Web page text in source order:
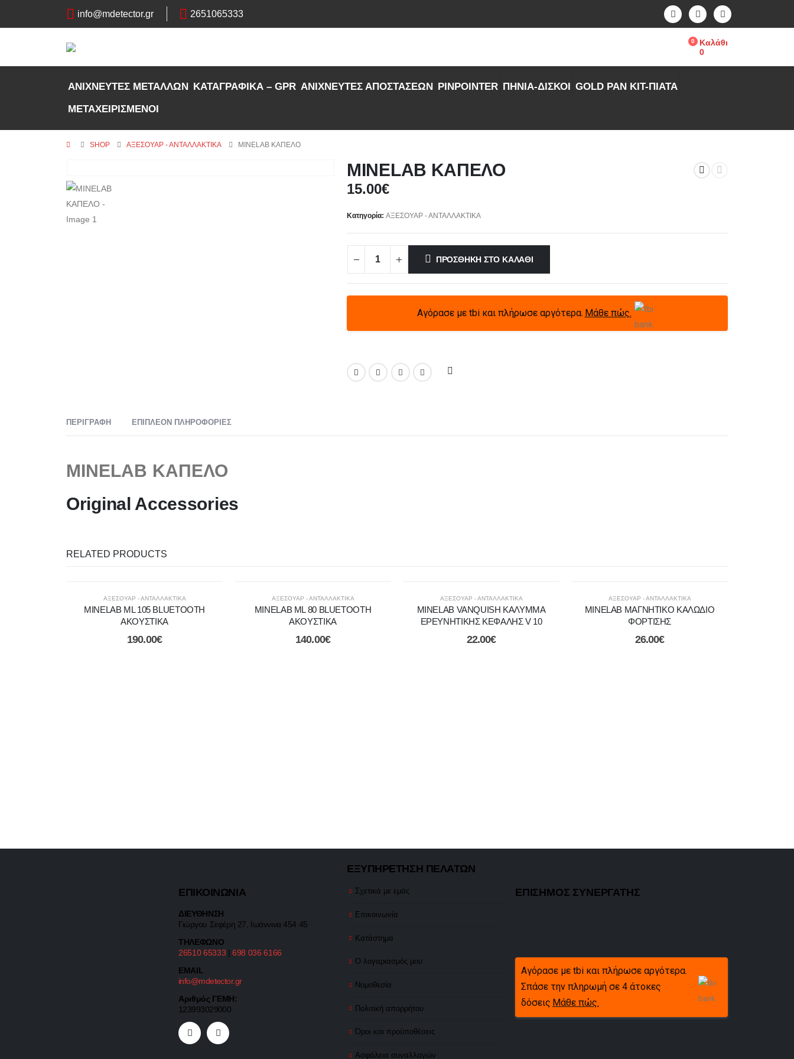
info@mdetector.gr 2651065333
0
Καλάθι
0
ΑΝΙΧΝΕΥΤΕΣ ΜΕΤΑΛΛΩΝ ΚΑΤΑΓΡΑΦΙΚΑ – GPR ΑΝΙΧΝΕΥΤΕΣ ΑΠΟΣΤΑΣΕΩΝ PINPOINTER ΠΗΝΙΑ-ΔΙΣΚΟΙ GOLD PAN KIT-ΠΙΑΤΑ
ΜΕΤΑΧΕΙΡΙΣΜΕΝΟΙ
SHOP ΑΞΕΣΟΥΑΡ - ΑΝΤΑΛΛΑΚΤΙΚΑ MINELAB ΚΑΠΕΛΟ
MINELAB ΚΑΠΕΛΟ
15.00€
Κατηγορία: ΑΞΕΣΟΥΑΡ - ΑΝΤΑΛΛΑΚΤΙΚΑ
ΠΡΟΣΘΉΚΗ ΣΤΟ ΚΑΛΆΘΙ
Αγόρασε με tbi και πλήρωσε αργότερα. Μάθε πώς.
ΠΕΡΙΓΡΑΦΉ ΕΠΙΠΛΈΟΝ ΠΛΗΡΟΦΟΡΊΕΣ
MINELAB ΚΑΠΕΛΟ
Original Accessories
RELATED PRODUCTS
ΑΞΕΣΟΥΑΡ - ΑΝΤΑΛΛΑΚΤΙΚΑ
MINELAB ML 105 BLUETOOTH
ΑΚΟΥΣΤΙΚΑ
190.00€
ΑΞΕΣΟΥΑΡ - ΑΝΤΑΛΛΑΚΤΙΚΑ
MINELAB ML 80 BLUETOOTH
ΑΚΟΥΣΤΙΚΑ
140.00€
ΑΞΕΣΟΥΑΡ - ΑΝΤΑΛΛΑΚΤΙΚΑ
MINELAB VANQUISH ΚΑΛΥΜΜΑ
ΕΡΕΥΝΗΤΙΚΗΣ ΚΕΦΑΛΗΣ V 10
22.00€
ΑΞΕΣΟΥΑΡ - ΑΝΤΑΛΛΑΚΤΙΚΑ
MINELAB ΜΑΓΝΗΤΙΚΟ ΚΑΛΩΔΙΟ
ΦΟΡΤΙΣΗΣ
26.00€
ΕΠΙΚΟΙΝΩΝΙΑ
ΔΙΕΥΘΗΝΣΗ
Γιώργου Σεφέρη 27, Ιωάννινα 454 45
ΤΗΛΕΦΩΝΟ
26510 65333 |698 036 6166
EMAIL
info@mdetector.gr
Αριθμός ΓΕΜΗ:
123993029000
ΕΞΥΠΗΡΕΤΗΣΗ ΠΕΛΑΤΩΝ
Σχετικά με εμάς
Επικοινωνία
Κατάστημα
Ο λογαριασμός μου
Νομοθεσία
Πολιτική απορρήτου
Όροι και προϋποθέσεις
Ασφάλεια συναλλαγών
ΕΠΙΣΗΜΟΣ ΣΥΝΕΡΓΑΤΗΣ
Αγόρασε με tbi και πλήρωσε αργότερα.
Σπάσε την πληρωμή σε 4 άτοκες
δόσεις Μάθε πώς.